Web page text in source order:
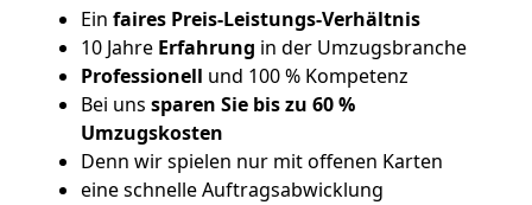
Ein faires Preis-Leistungs-Verhältnis
10 Jahre Erfahrung in der Umzugsbranche
Professionell und 100 % Kompetenz
Bei uns sparen Sie bis zu 60 %
Umzugskosten
Denn wir spielen nur mit offenen Karten
eine schnelle Auftragsabwicklung